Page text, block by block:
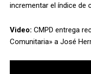
incrementar el índice de
Video: CMPD entrega
Comunitaria» a José